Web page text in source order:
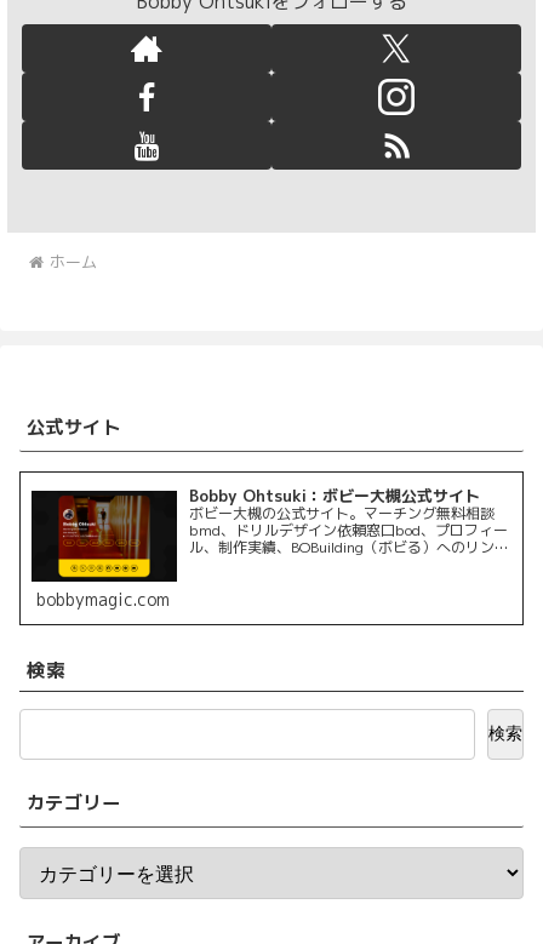
ホーム
公式サイト
Bobby Ohtsuki：ボビー大槻公式サイト
ボビー大槻の公式サイト。マーチング無料相談
bmd、ドリルデザイン依頼窓口bod、プロフィー
ル、制作実績、BOBuilding（ボビる）へのリンク
bobbymagic.com
検索
検索
カテゴリー